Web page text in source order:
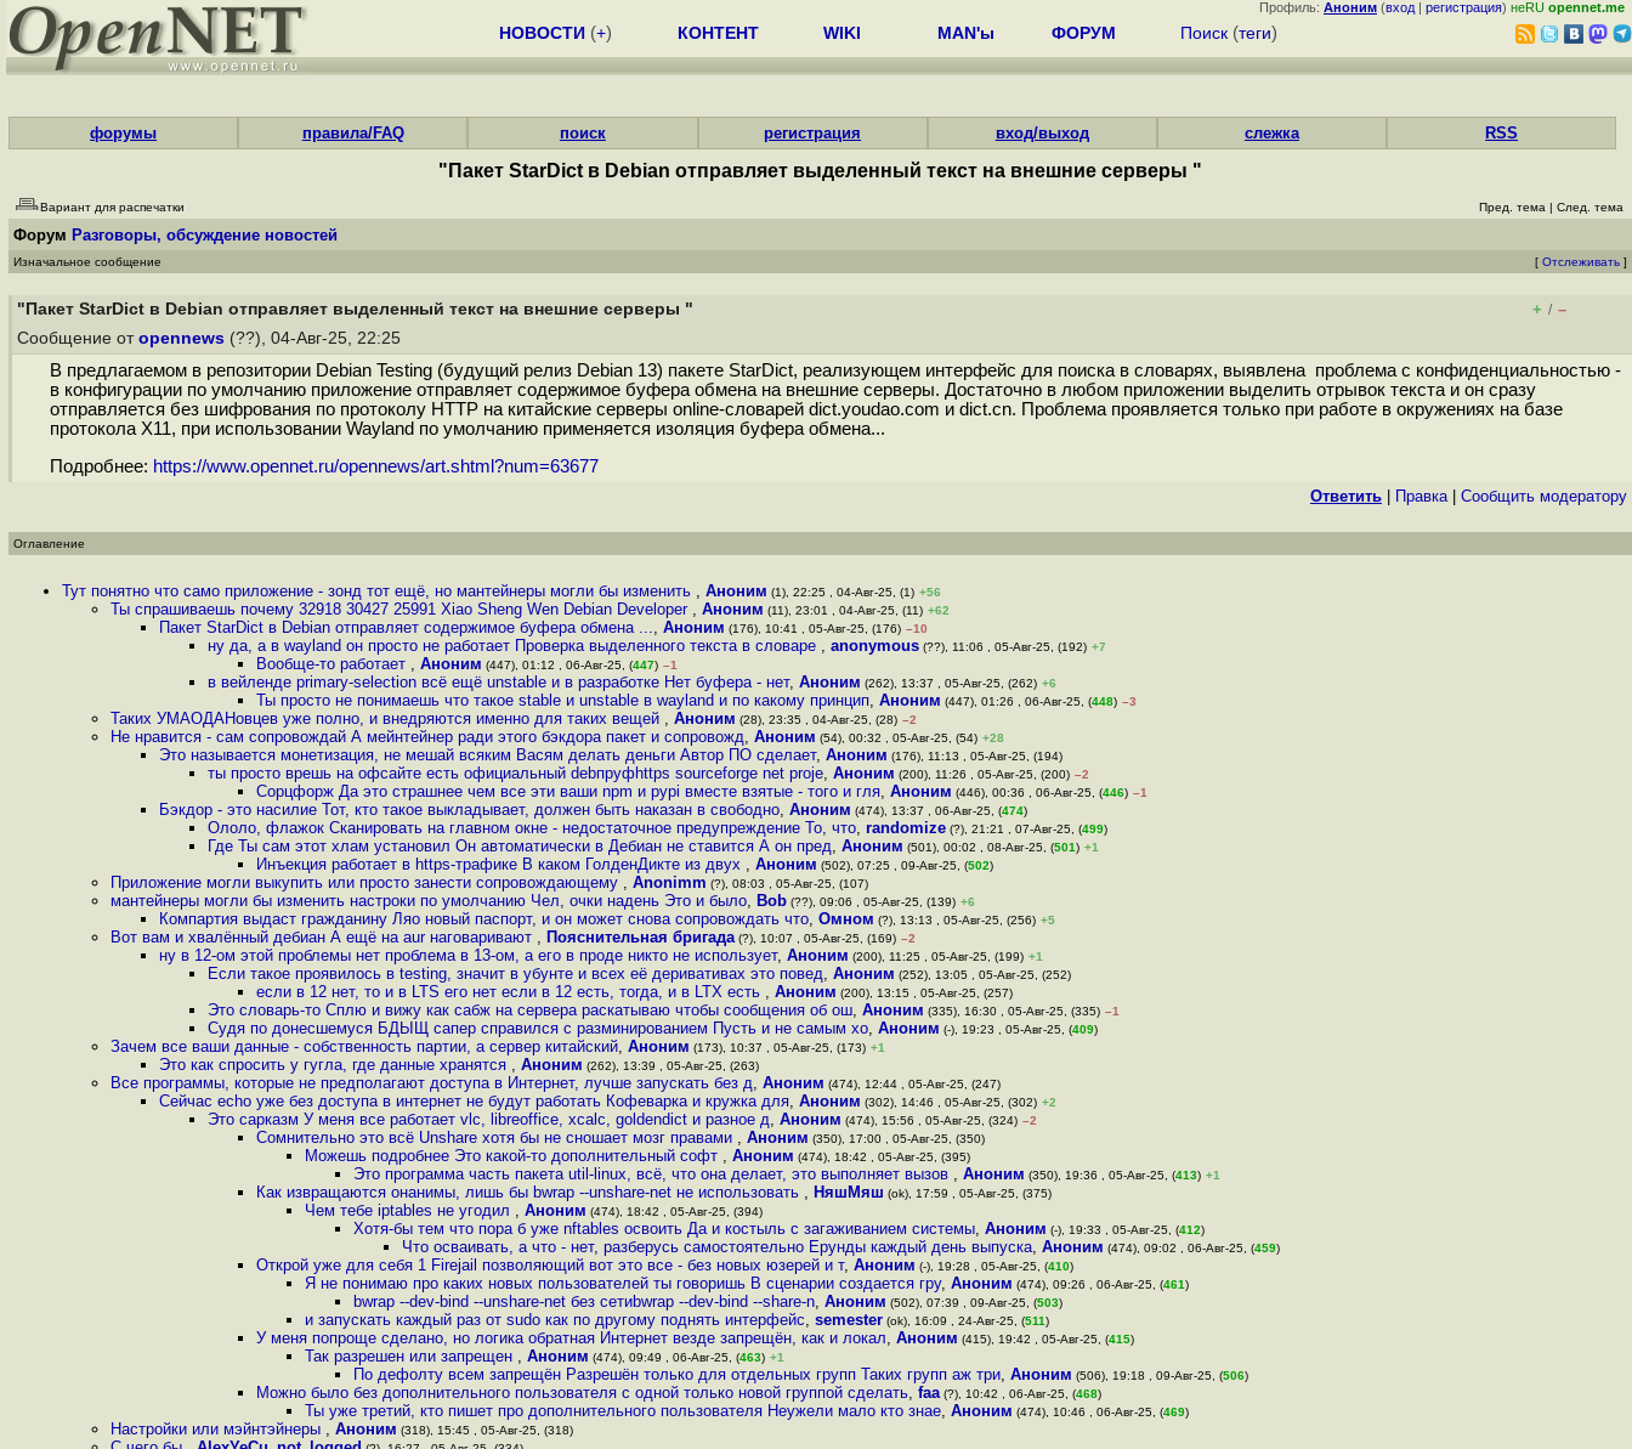
Профиль: Аноним (вход | регистрация) неRU opennet.me
НОВОСТИ (+) КОНТЕНТ WIKI MAN'ы ФОРУМ Поиск (теги)
форумы правила/FAQ поиск регистрация вход/выход слежка RSS
"Пакет StarDict в Debian отправляет выделенный текст на внешние серверы "
Вариант для распечатки Пред. тема | След. тема
Форум Разговоры, обсуждение новостей
Изначальное сообщение [ Отслеживать ]
"Пакет StarDict в Debian отправляет выделенный текст на внешние серверы " + / –
Сообщение от opennews (??), 04-Авг-25, 22:25
В предлагаемом в репозитории Debian Testing (будущий релиз Debian 13) пакете StarDict, реализующем интерфейс для поиска в словарях, выявлена проблема с конфиденциальностью -
в конфигурации по умолчанию приложение отправляет содержимое буфера обмена на внешние серверы. Достаточно в любом приложении выделить отрывок текста и он сразу
отправляется без шифрования по протоколу HTTP на китайские серверы online-словарей dict.youdao.com и dict.cn. Проблема проявляется только при работе в окружениях на базе
протокола X11, при использовании Wayland по умолчанию применяется изоляция буфера обмена...
Подробнее: https://www.opennet.ru/opennews/art.shtml?num=63677
Ответить Правка| Cообщить модератору
Оглавление
Тут понятно что само приложение - зонд тот ещё, но мантейнеры могли бы изменить , Аноним (1), 22:25 , 04-Авг-25, (1) +56
Ты спрашиваешь почему 32918 30427 25991 Xiao Sheng Wen Debian Developer , Аноним (11), 23:01 , 04-Авг-25, (11) +62
Пакет StarDict в Debian отправляет содержимое буфера обмена ..., Аноним (176), 10:41 , 05-Авг-25, (176) –10
ну да, а в wayland он просто не работает Проверка выделенного текста в словаре , anonymous (??), 11:06 , 05-Авг-25, (192) +7
Вообще-то работает , Аноним (447), 01:12 , 06-Авг-25, (447) –1
в вейленде primary-selection всё ещё unstable и в разработке Нет буфера - нет, Аноним (262), 13:37 , 05-Авг-25, (262) +6
Ты просто не понимаешь что такое stable и unstable в wayland и по какому принцип, Аноним (447), 01:26 , 06-Авг-25, (448) –3
Таких УМАОДАНовцев уже полно, и внедряются именно для таких вещей , Аноним (28), 23:35 , 04-Авг-25, (28) –2
Не нравится - сам сопровождай А мейнтейнер ради этого бэкдора пакет и сопровожд, Аноним (54), 00:32 , 05-Авг-25, (54) +28
Это называется монетизация, не мешай всяким Васям делать деньги Автор ПО сделает, Аноним (176), 11:13 , 05-Авг-25, (194)
ты просто врешь на офсайте есть официальный debпруфhttps sourceforge net proje, Аноним (200), 11:26 , 05-Авг-25, (200) –2
Сорцфорж Да это страшнее чем все эти ваши npm и pypi вместе взятые - того и гля, Аноним (446), 00:36 , 06-Авг-25, (446) –1
Бэкдор - это насилие Тот, кто такое выкладывает, должен быть наказан в свободно, Аноним (474), 13:37 , 06-Авг-25, (474)
Ололо, флажок Сканировать на главном окне - недостаточное предупреждение То, что, randomize (?), 21:21 , 07-Авг-25, (499)
Где Ты сам этот хлам установил Он автоматически в Дебиан не ставится А он пред, Аноним (501), 00:02 , 08-Авг-25, (501) +1
Инъекция работает в https-трафике В каком ГолденДикте из двух , Аноним (502), 07:25 , 09-Авг-25, (502)
Приложение могли выкупить или просто занести сопровождающему , Anonimm (?), 08:03 , 05-Авг-25, (107)
мантейнеры могли бы изменить настроки по умолчанию Чел, очки надень Это и было, Bob (??), 09:06 , 05-Авг-25, (139) +6
Компартия выдаст гражданину Ляо новый паспорт, и он может снова сопровождать что, Омном (?), 13:13 , 05-Авг-25, (256) +5
Вот вам и хвалённый дебиан А ещё на aur наговаривают , Пояснительная бригада (?), 10:07 , 05-Авг-25, (169) –2
ну в 12-ом этой проблемы нет проблема в 13-ом, а его в проде никто не использует, Аноним (200), 11:25 , 05-Авг-25, (199) +1
Если такое проявилось в testing, значит в убунте и всех её деривативах это повед, Аноним (252), 13:05 , 05-Авг-25, (252)
если в 12 нет, то и в LTS его нет если в 12 есть, тогда, и в LTX есть , Аноним (200), 13:15 , 05-Авг-25, (257)
Это словарь-то Сплю и вижу как сабж на сервера раскатываю чтобы сообщения об ош, Аноним (335), 16:30 , 05-Авг-25, (335) –1
Судя по донесшемуся БДЫЩ сапер справился с разминированием Пусть и не самым хо, Аноним (-), 19:23 , 05-Авг-25, (409)
Зачем все ваши данные - собственность партии, а сервер китайский, Аноним (173), 10:37 , 05-Авг-25, (173) +1
Это как спросить у гугла, где данные хранятся , Аноним (262), 13:39 , 05-Авг-25, (263)
Все программы, которые не предполагают доступа в Интернет, лучше запускать без д, Аноним (474), 12:44 , 05-Авг-25, (247)
Сейчас echo уже без доступа в интернет не будут работать Кофеварка и кружка для, Аноним (302), 14:46 , 05-Авг-25, (302) +2
Это сарказм У меня все работает vlc, libreoffice, xcalc, goldendict и разное д, Аноним (474), 15:56 , 05-Авг-25, (324) –2
Сомнительно это всё Unshare хотя бы не сношает мозг правами , Аноним (350), 17:00 , 05-Авг-25, (350)
Можешь подробнее Это какой-то дополнительный софт , Аноним (474), 18:42 , 05-Авг-25, (395)
Это программа часть пакета util-linux, всё, что oна делает, это выполняет вызов , Аноним (350), 19:36 , 05-Авг-25, (413) +1
Как извращаются онанимы, лишь бы bwrap --unshare-net не использовать , НяшМяш (ok), 17:59 , 05-Авг-25, (375)
Чем тебе iptables не угодил , Аноним (474), 18:42 , 05-Авг-25, (394)
Хотя-бы тем что пора б уже nftables освоить Да и костыль с загаживанием системы, Аноним (-), 19:33 , 05-Авг-25, (412)
Что осваивать, а что - нет, разберусь самостоятельно Ерунды каждый день выпуска, Аноним (474), 09:02 , 06-Авг-25, (459)
Открой уже для себя 1 Firejail позволяющий вот это все - без новых юзерей и т, Аноним (-), 19:28 , 05-Авг-25, (410)
Я не понимаю про каких новых пользователей ты говоришь В сценарии создается гру, Аноним (474), 09:26 , 06-Авг-25, (461)
bwrap --dev-bind --unshare-net без сетиbwrap --dev-bind --share-n, Аноним (502), 07:39 , 09-Авг-25, (503)
и запускать каждый раз от sudo как по другому поднять интерфейс, semester (ok), 16:09 , 24-Авг-25, (511)
У меня попроще сделано, но логика обратная Интернет везде запрещён, как и локал, Аноним (415), 19:42 , 05-Авг-25, (415)
Так разрешен или запрещен , Аноним (474), 09:49 , 06-Авг-25, (463) +1
По дефолту всем запрещён Разрешён только для отдельных групп Таких групп аж три, Аноним (506), 19:18 , 09-Авг-25, (506)
Можно было без дополнительного пользователя с одной только новой группой сделать, faa (?), 10:42 , 06-Авг-25, (468)
Ты уже третий, кто пишет про дополнительного пользователя Неужели мало кто знае, Аноним (474), 10:46 , 06-Авг-25, (469)
Настройки или мэйнтэйнеры , Аноним (318), 15:45 , 05-Авг-25, (318)